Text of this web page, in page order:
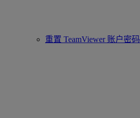
重置 TeamViewer 账户密码